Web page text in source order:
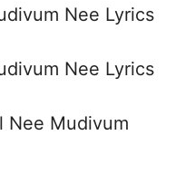
Nee Lyrics
Nee Lyrics
Nee Mudivum